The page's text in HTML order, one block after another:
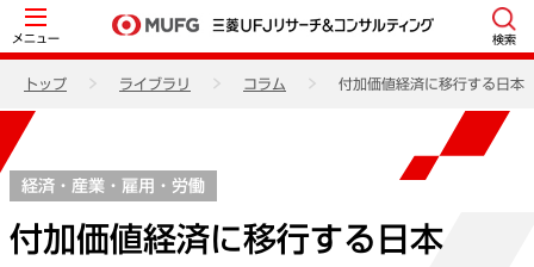
メニュー 検索
トップ ライブラリ コラム 付加価値経済に移行する日本
経済・産業・雇用・労働
付加価値経済に移行する日本